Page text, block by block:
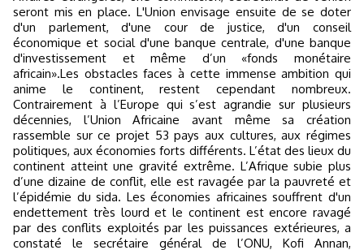
seront mis en place. L'Union envisage ensuite de se doter
d'un parlement, d'une cour de justice, d'un conseil
économique et social d'une banque centrale, d'une banque
d'investissement et même d’un «fonds monétaire
africain».Les obstacles faces à cette immense ambition qui
anime le continent, restent cependant nombreux.
Contrairement à l’Europe qui s’est agrandie sur plusieurs
décennies, l’Union Africaine avant même sa création
rassemble sur ce projet 53 pays aux cultures, aux régimes
politiques, aux économies forts différents. L’état des lieux du
continent atteint une gravité extrême. L’Afrique subie plus
d’une dizaine de conflit, elle est ravagée par la pauvreté et
l’épidémie du sida. Les économies africaines souffrent d'un
endettement très lourd et le continent est encore ravagé
par des conflits exploités par les puissances extérieures, a
constaté le secrétaire général de l’ONU, Kofi Annan,